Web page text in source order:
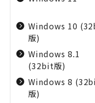
Windows 10
版)
Windows 8.1
(32bit版)
Windows 8
版)